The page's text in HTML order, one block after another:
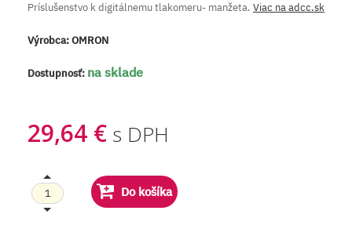
Príslušenstvo k digitálnemu tlakomeru- manžeta. Viac na adcc.sk
Výrobca:OMRON
Dostupnosť: na sklade
29,64 € s DPH
Do košíka